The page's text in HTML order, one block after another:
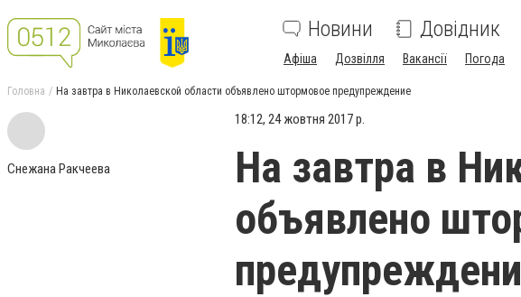
Новини Довідник
Афіша Дозвілля Вакансії Погода
Головна На завтра в Николаевской области объявлено штормовое предупреждение
Снежана Ракчеева
18:12, 24 жовтня 2017 р.
На завтра в
объявлено